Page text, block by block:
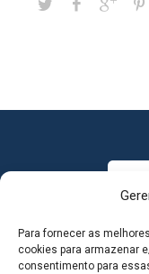
Para fornecer as
cookies para armazenar
consentimento para